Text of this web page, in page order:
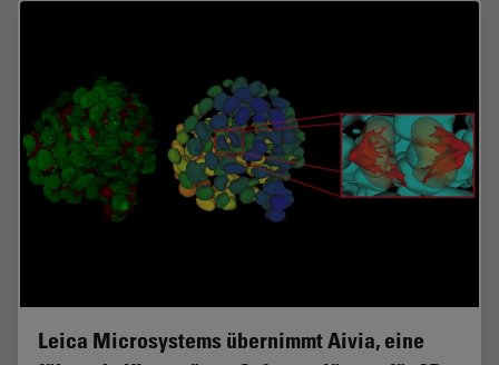
Leica Microsystems übernimmt Aivia, eine